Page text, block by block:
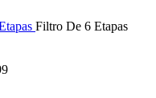
Filtro De 6 Etapas